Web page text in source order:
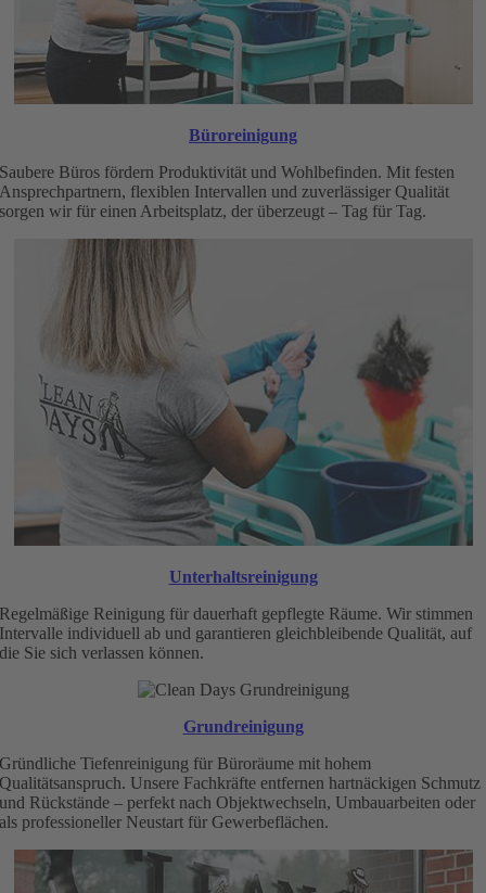
Büroreinigung
Saubere Büros fördern Produktivität und Wohlbefinden. Mit festen
Ansprechpartnern, flexiblen Intervallen und zuverlässiger Qualität
sorgen wir für einen Arbeitsplatz, der überzeugt – Tag für Tag.
Unterhaltsreinigung
Regelmäßige Reinigung für dauerhaft gepflegte Räume. Wir stimmen
Intervalle individuell ab und garantieren gleichbleibende Qualität, auf
die Sie sich verlassen können.
Grundreinigung
Gründliche Tiefenreinigung für Büroräume mit hohem
Qualitätsanspruch. Unsere Fachkräfte entfernen hartnäckigen Schmutz
und Rückstände – perfekt nach Objektwechseln, Umbauarbeiten oder
als professioneller Neustart für Gewerbeflächen.